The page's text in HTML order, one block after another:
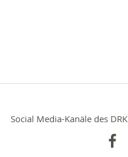
Social Media-Kanäle des DRK